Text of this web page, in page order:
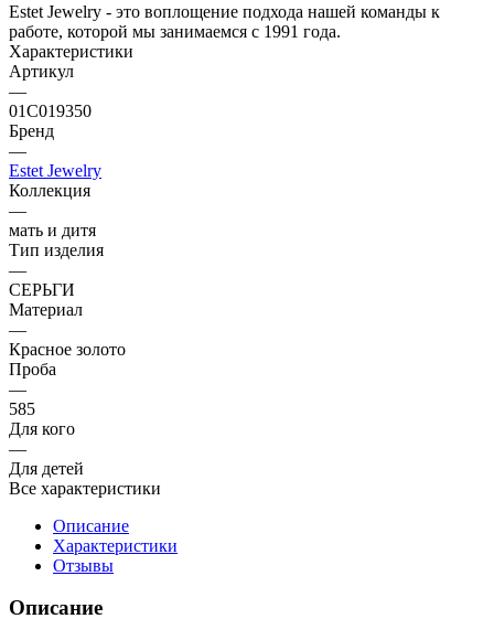
Estet Jewelry - это воплощение подхода нашей команды к
работе, которой мы занимаемся с 1991 года.
Характеристики
Артикул
—
01С019350
Бренд
—
Estet Jewelry
Коллекция
—
мать и дитя
Тип изделия
—
СЕРЬГИ
Материал
—
Красное золото
Проба
—
585
Для кого
—
Для детей
Все характеристики
Описание
Характеристики
Отзывы
Описание